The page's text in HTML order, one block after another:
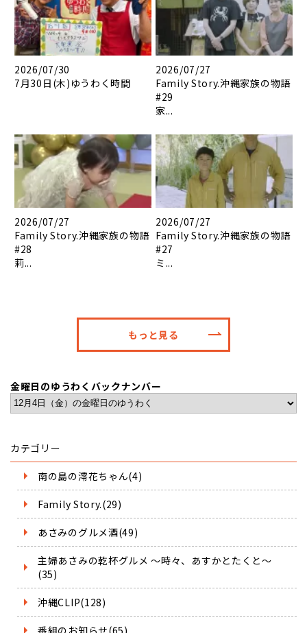
2026/07/30
7月30日(木)ゆうわく時間
2026/07/27
Family Story.沖縄家族の物語
#29
家...
2026/07/27
Family Story.沖縄家族の物語
#28
莉...
2026/07/27
Family Story.沖縄家族の物語
#27
ミ...
もっと見る
金曜日のゆうわくバックナンバー
カテゴリー
南の島の澪花ちゃん(4)
Family Story.(29)
あさみのグルメ酒(49)
主婦あさみの乾杯グルメ ～時々、あすかとたくと～
(35)
沖縄CLIP(128)